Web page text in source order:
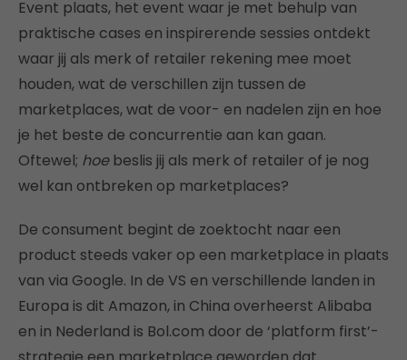
Event plaats, het event waar je met behulp van
praktische cases en inspirerende sessies ontdekt
waar jij als merk of retailer rekening mee moet
houden, wat de verschillen zijn tussen de
marketplaces, wat de voor- en nadelen zijn en hoe
je het beste de concurrentie aan kan gaan.
Oftewel; hoebeslis jij als merk of retailer of je nog
wel kan ontbreken op marketplaces?
De consument begint de zoektocht naar een
product steeds vaker op een marketplace in plaats
van via Google. In de VS en verschillende landen in
Europa is dit Amazon, in China overheerst Alibaba
en in Nederland is Bol.com door de ‘platform first’-